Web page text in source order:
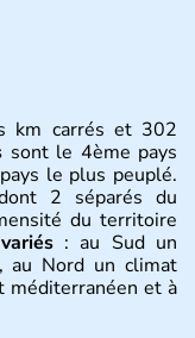
km carrés et 302
sont le 4ème pays
le plus peuplé.
2 séparés du
du territoire
: au Sud un
au Nord un climat
méditerranéen et à